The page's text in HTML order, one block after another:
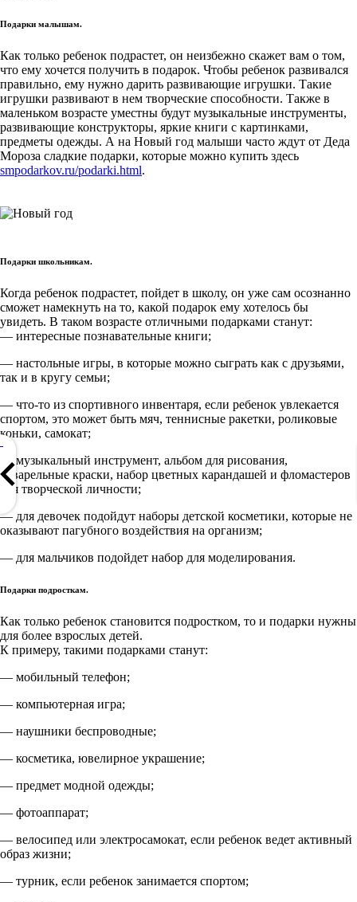
Подарки малышам.
Как только ребенок подрастет, он неизбежно скажет вам о том,
что ему хочется получить в подарок. Чтобы ребенок развивался
правильно, ему нужно дарить развивающие игрушки. Такие
игрушки развивают в нем творческие способности. Также в
маленьком возрасте уместны будут музыкальные инструменты,
развивающие конструкторы, яркие книги с картинками,
предметы одежды. А на Новый год малыши часто ждут от Деда
Мороза сладкие подарки, которые можно купить здесь
smpodarkov.ru/podarki.html.
Подарки школьникам.
Когда ребенок подрастет, пойдет в школу, он уже сам осознанно
сможет намекнуть на то, какой подарок ему хотелось бы
увидеть. В таком возрасте отличными подарками станут:
— интересные познавательные книги;
— настольные игры, в которые можно сыграть как с друзьями,
так и в кругу семьи;
— что-то из спортивного инвентаря, если ребенок увлекается
спортом, это может быть мяч, теннисные ракетки, роликовые
коньки, самокат;
— музыкальный инструмент, альбом для рисования,
акварельные краски, набор цветных карандашей и фломастеров
для творческой личности;
— для девочек подойдут наборы детской косметики, которые не
оказывают пагубного воздействия на организм;
— для мальчиков подойдет набор для моделирования.
Подарки подросткам.
Как только ребенок становится подростком, то и подарки нужны
для более взрослых детей.
К примеру, такими подарками станут:
— мобильный телефон;
— компьютерная игра;
— наушники беспроводные;
— косметика, ювелирное украшение;
— предмет модной одежды;
— фотоаппарат;
— велосипед или электросамокат, если ребенок ведет активный
образ жизни;
— турник, если ребенок занимается спортом;